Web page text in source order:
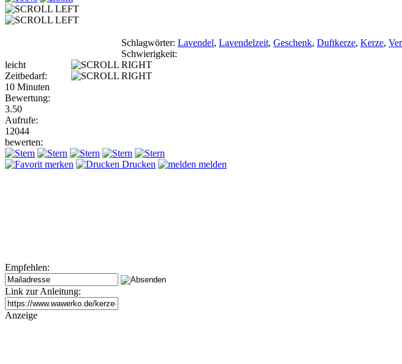
Schlagwörter: Lavendel, Lavendelzeit, Geschenk, Duftkerze, Kerze,
Schwierigkeit:
leicht
Zeitbedarf:
10 Minuten
Bewertung:
3.50
Aufrufe:
12044
bewerten:
merken Drucken melden
Empfehlen:
Link zur Anleitung:
Anzeige